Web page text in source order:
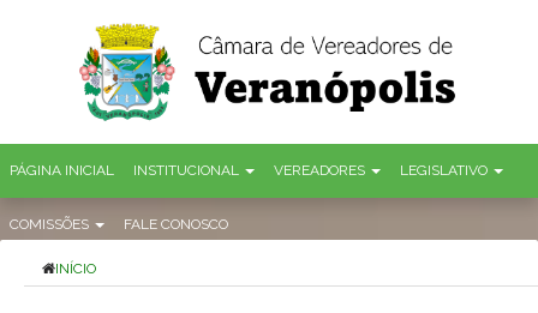
PÁGINA INICIAL INSTITUCIONAL VEREADORES LEGISLATIVO
COMISSÕES FALE CONOSCO
INÍCIO